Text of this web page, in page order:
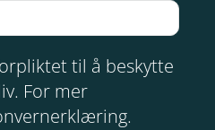
til å beskytte
For mer
.